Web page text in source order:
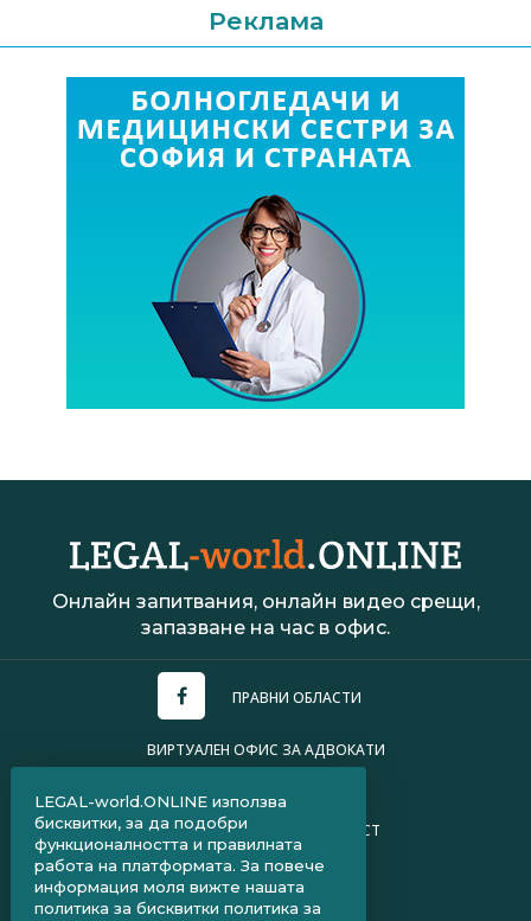
Реклама
Онлайн запитвания, онлайн видео срещи,
запазване на час в офис.
ПРАВНИ ОБЛАСТИ
ВИРТУАЛЕН ОФИС ЗА АДВОКАТИ
ПОЛИТИКА ЗА ПОВЕРИТЕЛНОСТ
ЧЗВ ЗА КЛИЕНТИ
ЧЗВ ЗА АДВОКАТИ
LEGAL-world.ONLINE използва
бисквитки, за да подобри
функционалността и правилната
работа на платформата. За повече
информация моля вижте нашата
политика за бисквитки политика за